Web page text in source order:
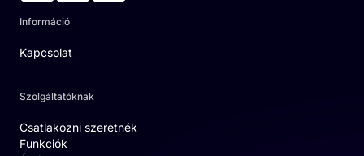
Információ
Kapcsolat
Szolgáltatóknak
Csatlakozni szeretnék
Funkciók